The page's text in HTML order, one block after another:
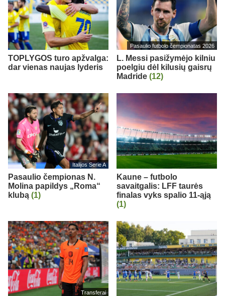
TOPLYGOS turo apžvalga:
dar vienas naujas lyderis
Pasaulio futbolo čempionatas 2026
L. Messi pasižymėjo kilniu
poelgiu dėl kilusių gaisrų
Madride (12)
Italijos Serie A
Pasaulio čempionas N.
Molina papildys „Roma“
klubą (1)
Kaune – futbolo
savaitgalis: LFF taurės
finalas vyks spalio 11-ąją
(1)
Transferai